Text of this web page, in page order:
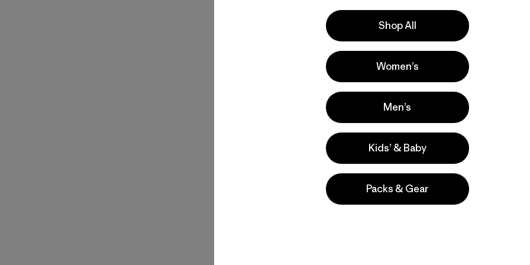
Valoración: 3.3 / 5
Compara
Shop All
Women’s
Men’s
Kids’ & Baby
Packs & Gear